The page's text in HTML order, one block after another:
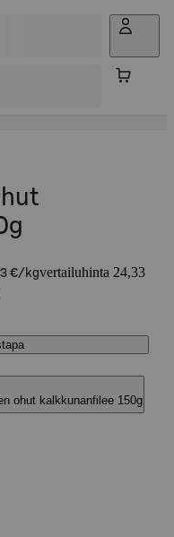
€/kgvertailuhinta 24,33
ohut kalkkunanfilee 150g